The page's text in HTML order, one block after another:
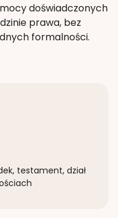
doświadczonych
prawa, bez
formalności.
testament, dział